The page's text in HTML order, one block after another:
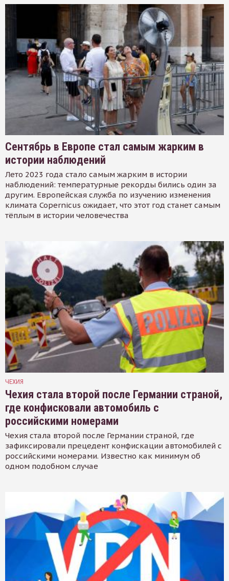
Сентябрь в Европе стал самым жарким в
истории наблюдений
Лето 2023 года стало самым жарким в истории
наблюдений: температурные рекорды бились один за
другим. Европейская служба по изучению изменения
климата Copernicus ожидает, что этот год станет самым
тёплым в истории человечества
ЧЕХИЯ
Чехия стала второй после Германии страной,
где конфисковали автомобиль с
российскими номерами
Чехия стала второй после Германии страной, где
зафиксировали прецедент конфискации автомобилей с
российскими номерами. Известно как минимум об
одном подобном случае